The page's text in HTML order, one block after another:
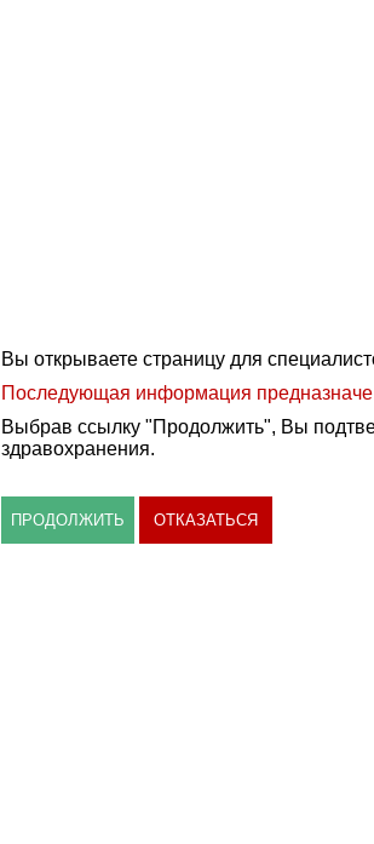
Вы открываете страницу для
Последующая информация
Выбрав ссылку "Продолжить", Вы
здравохранения.
ПРОДОЛЖИТЬ ОТКАЗАТЬСЯ